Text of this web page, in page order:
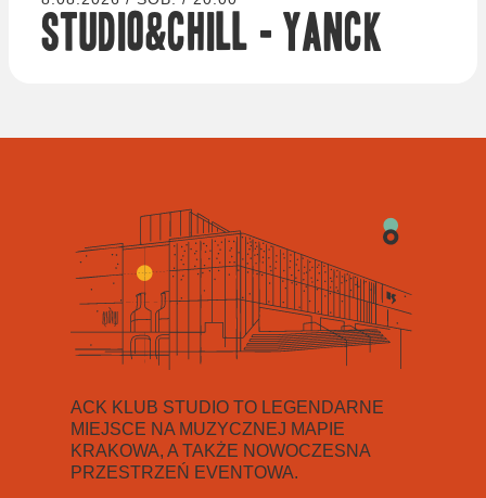
Studio&Chill - Yanck
ACK KLUB STUDIO TO LEGENDARNE
MIEJSCE NA MUZYCZNEJ MAPIE
KRAKOWA, A TAKŻE NOWOCZESNA
PRZESTRZEŃ EVENTOWA.